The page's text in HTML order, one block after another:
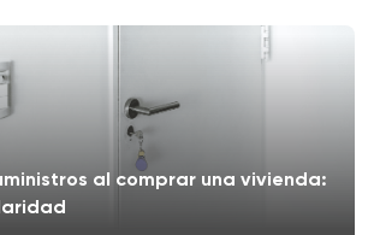
al comprar una vivienda: